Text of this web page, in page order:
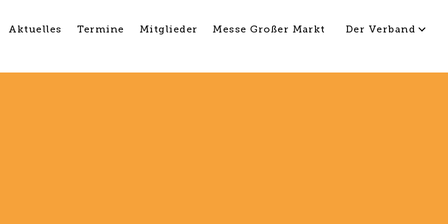
Aktuelles Termine Mitglieder Messe Großer Markt Der Verband